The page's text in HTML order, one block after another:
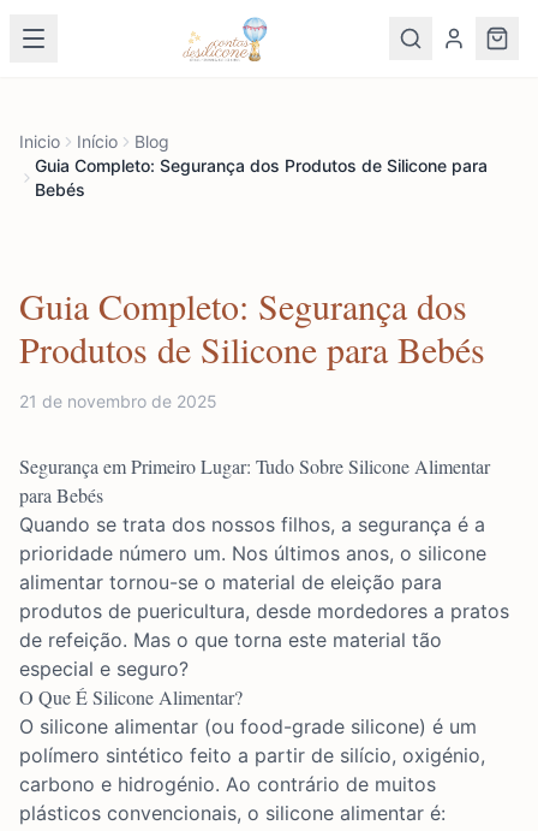
Inicio Início
Blog
Guia Completo: Segurança dos Produtos de Silicone para
Bebés
Guia Completo: Segurança dos
Produtos de Silicone para Bebés
21 de novembro de 2025
Segurança em Primeiro Lugar: Tudo Sobre Silicone Alimentar
para Bebés
Quando se trata dos nossos filhos, a segurança é a
prioridade número um. Nos últimos anos, o silicone
alimentar tornou-se o material de eleição para
produtos de puericultura, desde mordedores a pratos
de refeição. Mas o que torna este material tão
especial e seguro?
O Que É Silicone Alimentar?
O silicone alimentar (ou food-grade silicone) é um
polímero sintético feito a partir de silício, oxigénio,
carbono e hidrogénio. Ao contrário de muitos
plásticos convencionais, o silicone alimentar é: